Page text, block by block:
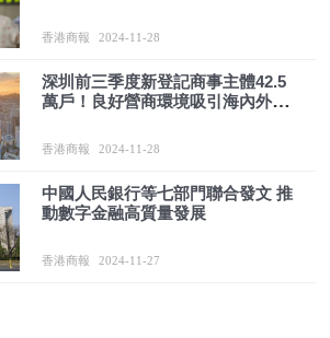
香港商報 2024-11-28
深圳前三季度新登記商事主體42.5
萬戶！良好營商環境吸引海內外投
香港商報 2024-11-28
中國人民銀行等七部門聯合發文 推
動數字金融高質量發展
香港商報 2024-11-27